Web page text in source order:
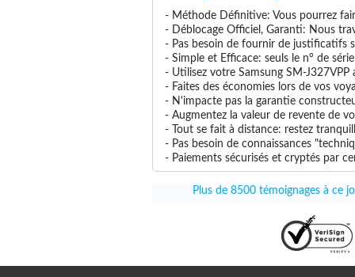
- Méthode Définitive: Vous pourrez
- Déblocage Officiel, Garanti: Nous
- Pas besoin de fournir de justificatifs
- Simple et Efficace: seuls le n° de
- Utilisez votre Samsung SM-
- Faites des économies lors de vos
- N'impacte pas la garantie
- Augmentez la valeur de revente de
- Tout se fait à distance: restez
- Pas besoin de connaissances
- Paiements sécurisés et cryptés par
Plus de 8500 témoignages à ce